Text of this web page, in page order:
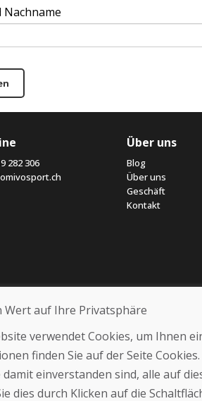
282 306
Über uns
Blog
Über uns
Geschäft
Kontakt
Wert auf Ihre Privatsphäre
verwendet Cookies, um Ihnen
finden Sie auf der Seite
damit einverstanden sind, alle auf
dies durch Klicken auf die